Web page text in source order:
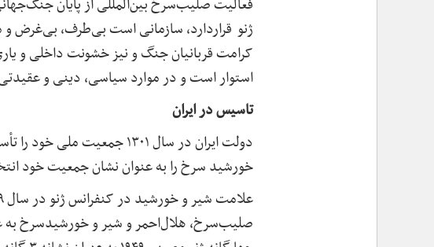
فعالیت صلیب‌سرخ بین‌المللی از پایان
ژنو قراردارد، سازمانی است بی‌طرف، بی‌غرض
کرامت قربانیان جنگ و نیز خشونت داخلی و
استوار است و در موارد سیاسی، دینی و
تاسیس در ایران
دولت ایران در سال ۱۳۰۱
خورشید سرخ را به عنوان نشان جمعیت خود
صلیب‌سرخ، هلال‌احمر و شیر و خورشیدسرخ به